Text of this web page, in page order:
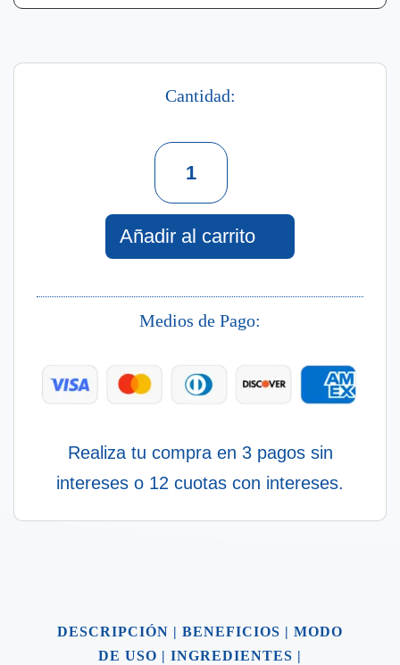
Cantidad:
Loción
Corporal
Hidratante
52
Sol
250
Ml
Añadir al carrito
Medios de Pago:
Realiza tu compra en 3 pagos sin
intereses o 12 cuotas con intereses.
DESCRIPCIÓN | BENEFICIOS | MODO
DE USO | INGREDIENTES |